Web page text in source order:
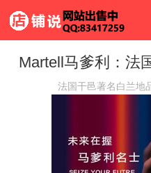
Martell马爹利：法
法国干邑著名白兰地